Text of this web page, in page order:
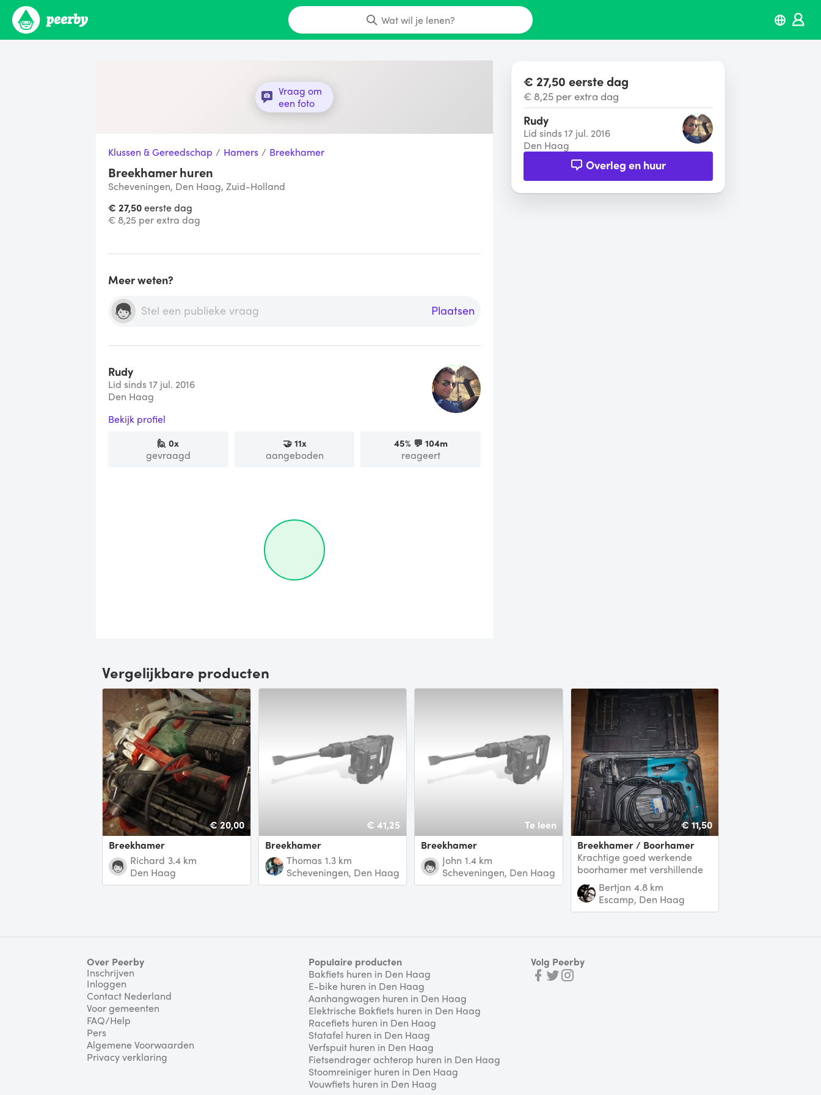
Wat wil je lenen?
Vraag om
een foto
Klussen & Gereedschap / Hamers / Breekhamer
Breekhamer huren
Scheveningen, Den Haag, Zuid-Holland
€ 27,50eerste dag
€ 8,25 per extra dag
Meer weten?
Plaatsen
Rudy
Lid sinds 17 jul. 2016
Den Haag
Bekijk profiel
🙋0x
gevraagd
🤝11x
aangeboden
45% 💬 104m
reageert
Vergelijkbare producten
€ 20,00
breekhamer
Richard 3.4 km
Den Haag
€ 41,25
breekhamer
Thomas 1.3 km
Scheveningen, Den Haag
Te leen
Breekhamer
John 1.4 km
Scheveningen, Den Haag
€ 11,50
breekhamer / Boorhamer
Krachtige goed werkende
boorhamer met vershillende
opzetstukken. Boren 5 tot 10
mm. en versch
Bertjan 4.8 km
Escamp, Den Haag
Over Peerby
Inschrijven
Inloggen
Contact Nederland
Voor gemeenten
FAQ/Help
Pers
Algemene Voorwaarden
Privacy verklaring
Populaire producten
Bakfiets huren in Den Haag
E-bike huren in Den Haag
Aanhangwagen huren in Den Haag
Elektrische Bakfiets huren in Den Haag
Racefiets huren in Den Haag
Statafel huren in Den Haag
Verfspuit huren in Den Haag
Fietsendrager achterop huren in Den Haag
Stoomreiniger huren in Den Haag
Vouwfiets huren in Den Haag
Volg Peerby
€ 27,50 eerste dag
€ 8,25 per extra dag
Rudy
Lid sinds 17 jul. 2016
Den Haag
Overleg en huur